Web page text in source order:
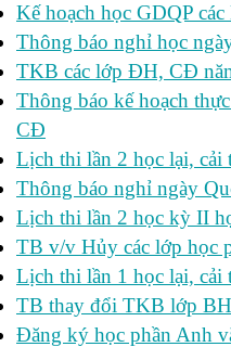
Kế hoạch học GDQP
Thông báo nghỉ học
TKB các lớp ĐH, CĐ
Thông báo kế hoạch
CĐ
Lịch thi lần 2 học lại, cải
Thông báo nghỉ ngày
Lịch thi lần 2 học kỳ II
TB v/v Hủy các lớp học
Lịch thi lần 1 học lại, cải
TB thay đổi TKB lớp
Đăng ký học phần Anh